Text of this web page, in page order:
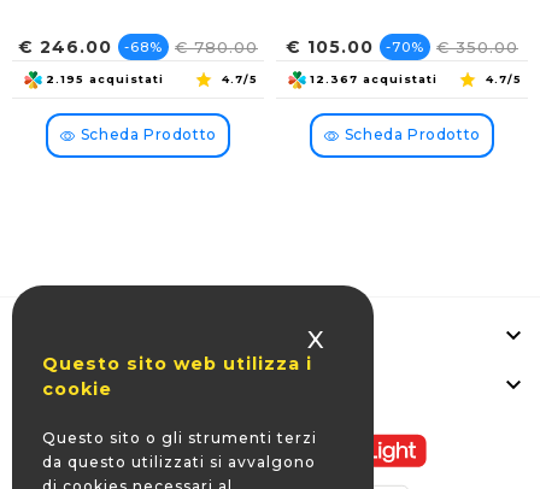
Prezzo
€ 246.00 Prezzo
base
-68% € 780.00
2.195 acquistati 4.7/5
Scheda Prodotto
Prezzo
€ 105.00 Prezzo
base
-70% € 350.00
12.367 acquistati 4.7/5
Scheda Prodotto

La Nostra Azienda 
X
Questo sito web utilizza i
cookie
Questo sito o gli strumenti terzi
da questo utilizzati si avvalgono